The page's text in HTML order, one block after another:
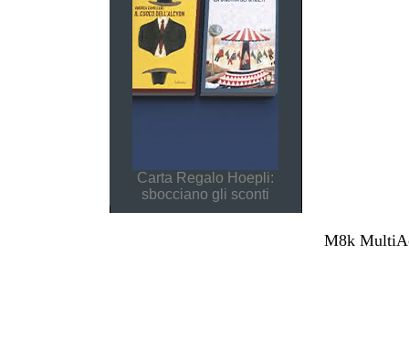
Carta Regalo Hoepli:
sbocciano gli sconti
M8k